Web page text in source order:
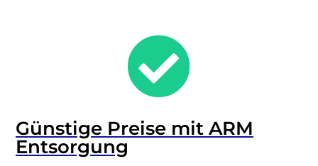

Günstige Preise mit ARM
Entsorgung